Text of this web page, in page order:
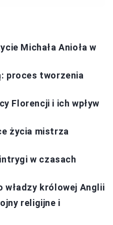
Michała Anioła w
proces tworzenia
Florencji i ich wpływ
życia mistrza
w czasach
władzy królowej Anglii
religijne i